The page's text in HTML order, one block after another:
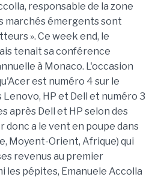
responsable de la zone
marchés émergents sont
». Ce week end, le
tenait sa conférence
à Monaco. L'occasion
est numéro 4 sur le
Lenovo, HP et Dell et numéro 3
après Dell et HP selon des
donc a le vent en poupe dans
Moyent-Orient, Afrique) qui
revenus au premier
les pépites, Emanuele Accolla